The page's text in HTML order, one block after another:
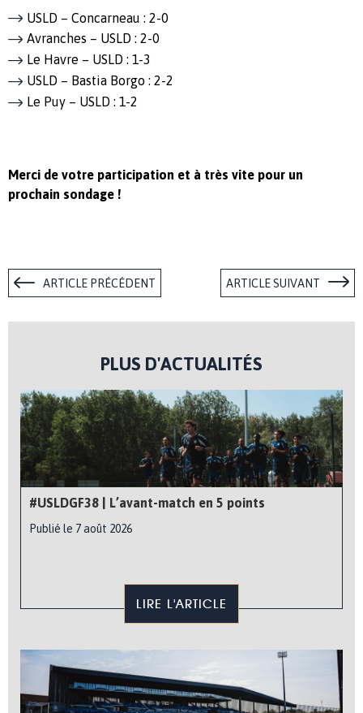
USLD – Concarneau : 2-0
Avranches – USLD : 2-0
Le Havre – USLD : 1-3
USLD – Bastia Borgo : 2-2
Le Puy – USLD : 1-2
Merci de votre participation et à très vite pour un
prochain sondage !
ARTICLE PRÉCÉDENT ARTICLE SUIVANT
PLUS D'ACTUALITÉS
#USLDGF38 | L’avant-match en 5 points
Publié le 7 août 2026
LIRE L'ARTICLE